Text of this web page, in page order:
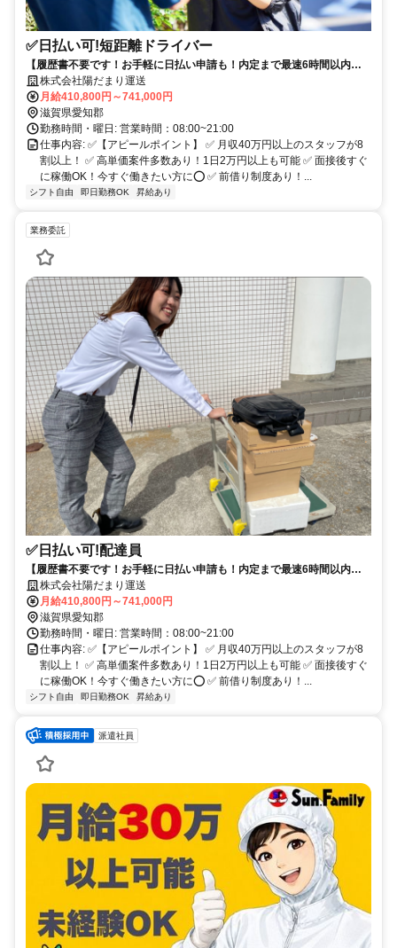
✅日払い可!短距離ドライバー
【履歴書不要です！お手軽に日払い申請も！内定まで最速6時間以内も
可能！】未経験者OK✅担当エリアは半径1キロ~2キロ以内✅
株式会社陽だまり運送
月給410,800円～741,000円
滋賀県愛知郡
勤務時間・曜日: 営業時間：08:00~21:00
仕事内容: ✅【アピールポイント】 ✅ 月収40万円以上のスタッフが8
割以上！ ✅ 高単価案件多数あり！1日2万円以上も可能 ✅ 面接後すぐ
に稼働OK！今すぐ働きたい方に⭕️ ✅ 前借り制度あり！...
シフト自由 即日勤務OK 昇給あり
業務委託
✅日払い可!配達員
【履歴書不要です！お手軽に日払い申請も！内定まで最速6時間以内も
可能！】未経験者OK✅担当エリアは半径1キロ~2キロ以内✅
株式会社陽だまり運送
月給410,800円～741,000円
滋賀県愛知郡
勤務時間・曜日: 営業時間：08:00~21:00
仕事内容: ✅【アピールポイント】 ✅ 月収40万円以上のスタッフが8
割以上！ ✅ 高単価案件多数あり！1日2万円以上も可能 ✅ 面接後すぐ
に稼働OK！今すぐ働きたい方に⭕️ ✅ 前借り制度あり！...
シフト自由 即日勤務OK 昇給あり
派遣社員